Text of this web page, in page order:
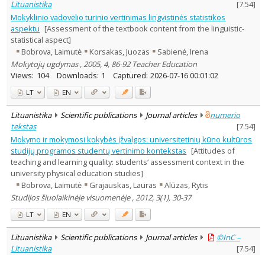
Lituanistika
[7.54]
Mokyklinio vadovėlio turinio vertinimas lingvistinės statistikos
aspektu [Assessment of the textbook content from the linguistic-
statistical aspect]
Bobrova, Laimutė
Korsakas, Juozas
Sabienė, Irena
Mokytojų ugdymas , 2005, 4, 86-92 Teacher Education
Views: 104 Downloads: 1 Captured: 2026-07-16 00:01:02
LT EN
Lituanistika Scientific publications Journal articles
numerio
tekstas
[7.54]
Mokymo ir mokymosi kokybės įžvalgos: universitetinių kūno kultūros
studijų programos studentų vertinimo kontekstas [Attitudes of
teaching and learning quality: students‘ assessment context in the
university physical education studies]
Bobrova, Laimutė
Grajauskas, Lauras
Alūzas, Rytis
Studijos šiuolaikinėje visuomenėje , 2012, 3(1), 30-37
LT EN
Lituanistika Scientific publications Journal articles
©InC –
Lituanistika
[7.54]